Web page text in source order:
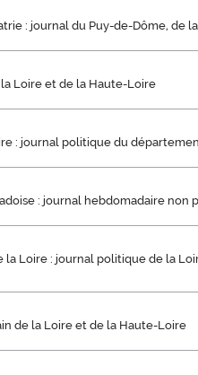
: journal du Puy-de-Dôme, de
Loire et de la Haute-Loire
: journal politique du
: journal hebdomadaire
la Loire : journal politique de la
de la Loire et de la Haute-Loire